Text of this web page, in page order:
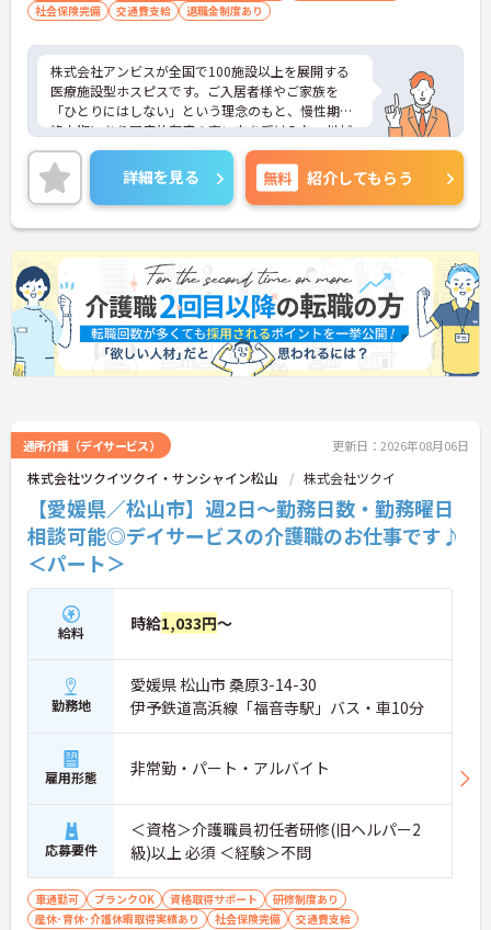
社会保険完備
交通費支給 退職金制度あり
株式会社アンビスが全国で100施設以上を展開する
医療施設型ホスピスです。ご入居者様やご家族を
「ひとりにはしない」という理念のもと、慢性期や
終末期にあり医療依存度の高い方を受け入れ、地域
医療を支える社会的意義の高い事業を推進していま
す。現場には看護師が24時間常駐しています。急変
時の対応や医療行為は看護師が担当するため、初任
者研修や実務者研修の方も食事介助や入浴介助など
の生活を支えるケアに専念できる環境です。多職種
で情報を共有し、一人で判断を抱え込まないチーム
連携の体制がしっかりと整っています。働き方の面
では、夜勤明けの翌日が原則として公休となるほ
か、月平均の残業時間も5時間から7時間程度とかな
り少なめです。常勤スタッフの比率が90パーセント
を超えているため急な勤務変更が発生しにくく、あ
らかじめ決められた訪問予定表に沿って規則正しく
専門性を着実に深めていける環境が用意されていま
★おすすめPOINT★
＜個別ＯＪＴとチーム連携で着実に成長！＞
・入職後はお一人おひとりの習熟度に合わせた個別
のＯＪＴ研修を実施し、ｅラーニングを用いた学習
の機会も提供されます
・施設内には看護師が24時間常駐しており、急変時
の対応や専門的な医療処置は看護師が担当するため
負担が減ります
・介護スタッフと看護スタッフの比率が1対1で相談
しやすく、初任者研修や実務者研修からでも着実に
専門性を高められます
高く、急なシフト変更や無理な長時間勤務が発生し
にくい人員体制です
・訪問スケジュールに沿って施設内でのケアを行う
ため、月平均の残業時間は5時間から7時間程度とか
なり少なめに抑えられます
・夜勤明けの翌日は原則としてお休みとなるシフト
編成が組まれており、しっかりと休息を取りながら
長期的な就業が可能です
＜評価制度でキャリアアップ＞
詳細を見る 無料 紹介してもらう
通所介護（デイサービス） 更新日：2026年08月06日
株式会社ツクイツクイ・サンシャイン松山 株式会社ツクイ
【愛媛県／松山市】週2日～勤務日数・勤務曜日
相談可能◎デイサービスの介護職のお仕事です♪
＜パート＞
給料 時給1,033円～
勤務地
愛媛県 松山市 桑原3-14-30
伊予鉄道高浜線「福音寺駅」バス・車10分
雇用形態 非常勤・パート・アルバイト
応募要件
＜資格＞介護職員初任者研修(旧ヘルパー2
級)以上 必須 ＜経験＞不問
車通勤可 ブランクOK 資格取得サポート
研修制度あり
産休･育休･介護休暇取得実績あり
社会保険完備 交通費支給